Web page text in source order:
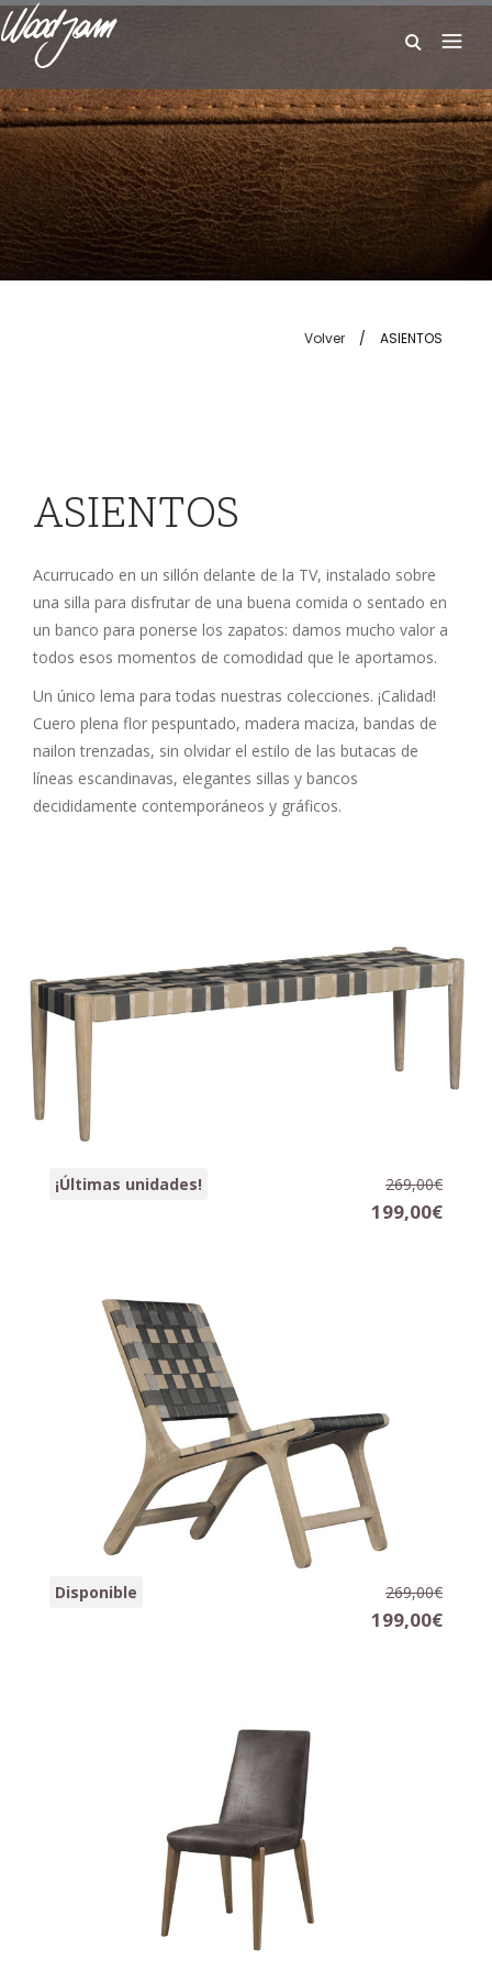
W
Volver / ASIENTOS
ASIENTOS
Acurrucado en un sillón delante de la TV, instalado sobre
una silla para disfrutar de una buena comida o sentado en
un banco para ponerse los zapatos: damos mucho valor a
todos esos momentos de comodidad que le aportamos.
Un único lema para todas nuestras colecciones. ¡Calidad!
Cuero plena flor pespuntado, madera maciza, bandas de
nailon trenzadas, sin olvidar el estilo de las butacas de
líneas escandinavas, elegantes sillas y bancos
decididamente contemporáneos y gráficos.
Banqueta STRIPE
¡Últimas unidades! 269,00€
199,00€
Disponible 269,00€
199,00€